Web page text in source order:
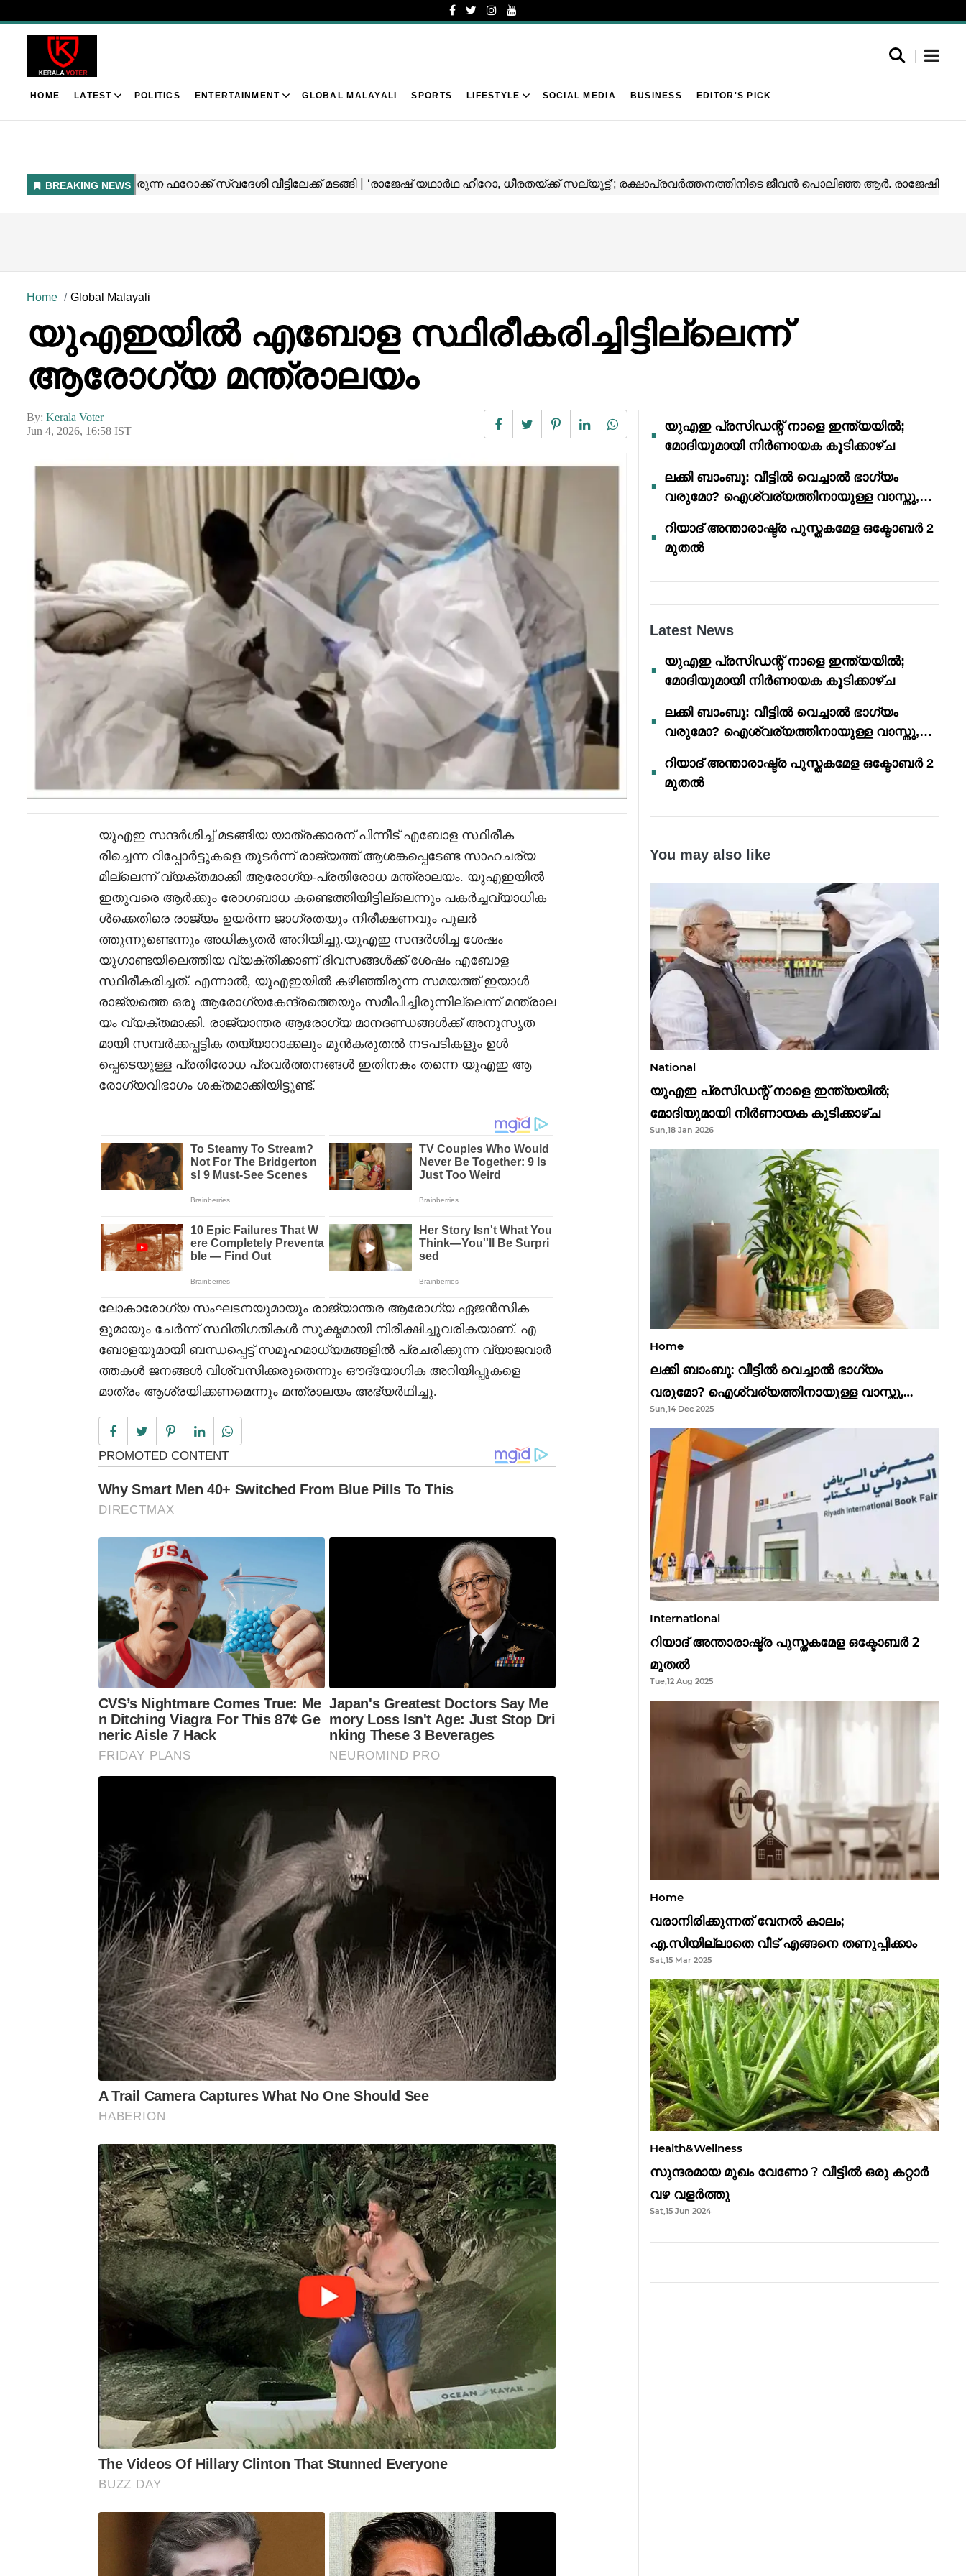
HOME LATEST POLITICS ENTERTAINMENT GLOBAL MALAYALI SPORTS LIFESTYLE SOCIAL MEDIA BUSINESS EDITOR'S PICK
Home Global Malayali
യുഎഇയിൽ എബോള സ്ഥിരീകരിച്ചിട്ടില്ലെന്ന്
ആരോഗ്യ മന്ത്രാലയം
By: Kerala Voter
Jun 4, 2026, 16:58 IST
യുഎഇ സന്ദർശിച്ച് മടങ്ങിയ യാത്രക്കാരന് പിന്നീട് എബോള സ്ഥിരീക
രിച്ചെന്ന റിപ്പോർട്ടുകളെ തുടർന്ന് രാജ്യത്ത് ആശങ്കപ്പെടേണ്ട സാഹചര്യ
മില്ലെന്ന് വ്യക്തമാക്കി ആരോഗ്യ-പ്രതിരോധ മന്ത്രാലയം. യുഎഇയിൽ
ഇതുവരെ ആർക്കും രോഗബാധ കണ്ടെത്തിയിട്ടില്ലെന്നും പകർച്ചവ്യാധിക
ൾക്കെതിരെ രാജ്യം ഉയർന്ന ജാഗ്രതയും നിരീക്ഷണവും പുലർ
ത്തുന്നുണ്ടെന്നും അധികൃതർ അറിയിച്ചു.യുഎഇ സന്ദർശിച്ച ശേഷം
യുഗാണ്ടയിലെത്തിയ വ്യക്തിക്കാണ് ദിവസങ്ങൾക്ക് ശേഷം എബോള
സ്ഥിരീകരിച്ചത്. എന്നാൽ, യുഎഇയിൽ കഴിഞ്ഞിരുന്ന സമയത്ത് ഇയാൾ
രാജ്യത്തെ ഒരു ആരോഗ്യകേന്ദ്രത്തെയും സമീപിച്ചിരുന്നില്ലെന്ന് മന്ത്രാല
യം വ്യക്തമാക്കി. രാജ്യാന്തര ആരോഗ്യ മാനദണ്ഡങ്ങൾക്ക് അനുസൃത
മായി സമ്പർക്കപ്പട്ടിക തയ്യാറാക്കലും മുൻകരുതൽ നടപടികളും ഉൾ
പ്പെടെയുള്ള പ്രതിരോധ പ്രവർത്തനങ്ങൾ ഇതിനകം തന്നെ യുഎഇ ആ
രോഗ്യവിഭാഗം ശക്തമാക്കിയിട്ടുണ്ട്.
ലോകാരോഗ്യ സംഘടനയുമായും രാജ്യാന്തര ആരോഗ്യ ഏജൻസിക
ളുമായും ചേർന്ന് സ്ഥിതിഗതികൾ സൂക്ഷ്മമായി നിരീക്ഷിച്ചുവരികയാണ്. എ
ബോളയുമായി ബന്ധപ്പെട്ട് സമൂഹമാധ്യമങ്ങളിൽ പ്രചരിക്കുന്ന വ്യാജവാർ
ത്തകൾ ജനങ്ങൾ വിശ്വസിക്കരുതെന്നും ഔദ്യോഗിക അറിയിപ്പുകളെ
മാത്രം ആശ്രയിക്കണമെന്നും മന്ത്രാലയം അഭ്യർഥിച്ചു.
യുഎഇ പ്രസിഡന്റ് നാളെ ഇന്ത്യയിൽ;
മോദിയുമായി നിർണായക കൂടിക്കാഴ്ച
ലക്കി ബാംബൂ: വീട്ടിൽ വെച്ചാൽ ഭാഗ്യം
വരുമോ? ഐശ്വര്യത്തിനായുള്ള വാസ്തു,
റിയാദ് അന്താരാഷ്ട്ര പുസ്തകമേള ഒക്ടോബർ 2
മുതൽ
Latest News
യുഎഇ പ്രസിഡന്റ് നാളെ ഇന്ത്യയിൽ;
മോദിയുമായി നിർണായക കൂടിക്കാഴ്ച
ലക്കി ബാംബൂ: വീട്ടിൽ വെച്ചാൽ ഭാഗ്യം
വരുമോ? ഐശ്വര്യത്തിനായുള്ള വാസ്തു,
റിയാദ് അന്താരാഷ്ട്ര പുസ്തകമേള ഒക്ടോബർ 2
മുതൽ
You may also like
National
യുഎഇ പ്രസിഡന്റ് നാളെ ഇന്ത്യയിൽ;
മോദിയുമായി നിർണായക കൂടിക്കാഴ്ച
Sun,18 Jan 2026
Home
ലക്കി ബാംബൂ: വീട്ടിൽ വെച്ചാൽ ഭാഗ്യം
വരുമോ? ഐശ്വര്യത്തിനായുള്ള വാസ്തു,
ഫെങ് ഷൂയി വിശ്വാസങ്ങൾ
Sun,14 Dec 2025
International
റിയാദ് അന്താരാഷ്ട്ര പുസ്തകമേള ഒക്ടോബർ 2
മുതൽ
Tue,12 Aug 2025
Home
വരാനിരിക്കുന്നത് വേനൽ കാലം;
എ.സിയില്ലാതെ വീട് എങ്ങനെ തണുപ്പിക്കാം
Sat,15 Mar 2025
Health&Wellness
സുന്ദരമായ മുഖം വേണോ ? വീട്ടിൽ ഒരു കറ്റാർ
വഴ വളർത്തു
Sat,15 Jun 2024